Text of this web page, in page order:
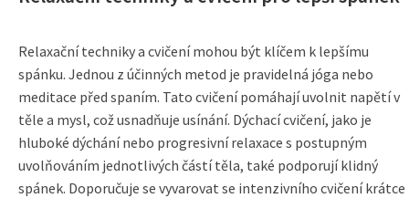
Relaxační techniky a cvičení mohou být klíčem k lepšímu
spánku. Jednou z účinných metod je pravidelná jóga nebo
meditace před spaním. Tato cvičení pomáhají uvolnit napětí v
těle a mysl, což usnadňuje usínání. Dýchací cvičení, jako je
hluboké dýchání nebo progresivní relaxace s postupným
uvolňováním jednotlivých částí těla, také podporují klidný
spánek. Doporučuje se vyvarovat se intenzivního cvičení krátce